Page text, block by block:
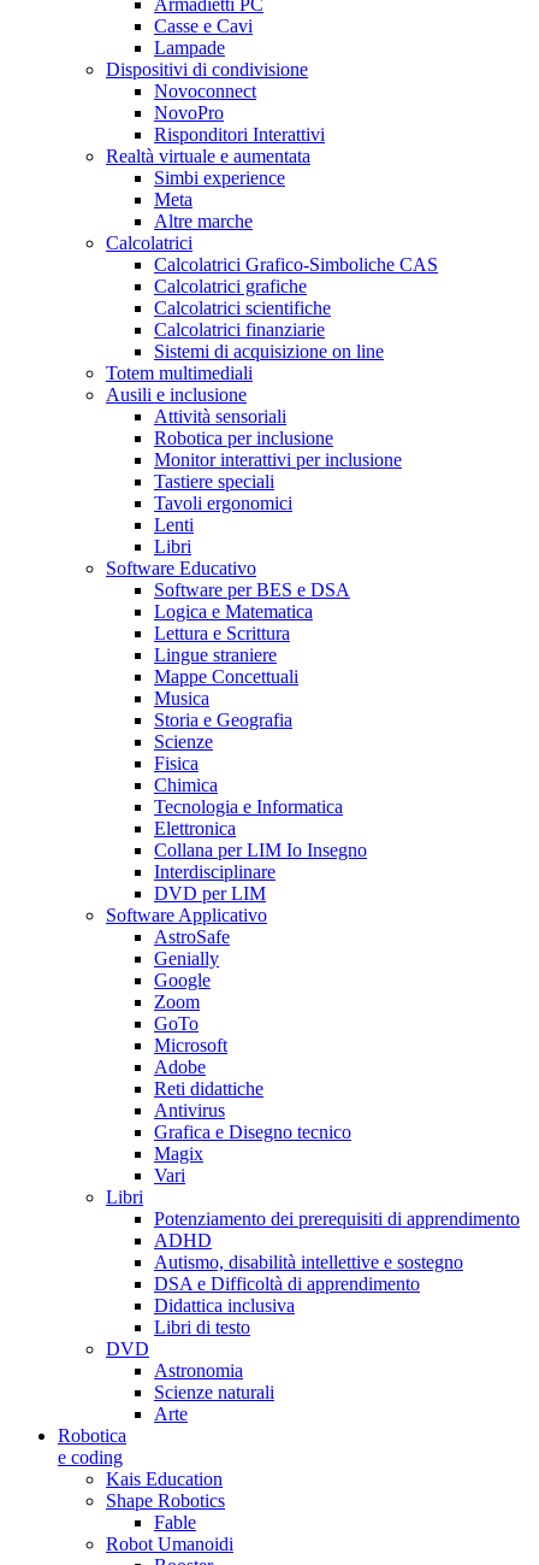
Casse e Cavi
Lampade
Dispositivi di condivisione
Novoconnect
NovoPro
Risponditori Interattivi
Realtà virtuale e aumentata
Simbi experience
Meta
Altre marche
Calcolatrici
Calcolatrici Grafico-Simboliche CAS
Calcolatrici grafiche
Calcolatrici scientifiche
Calcolatrici finanziarie
Sistemi di acquisizione on line
Totem multimediali
Ausili e inclusione
Attività sensoriali
Robotica per inclusione
Monitor interattivi per inclusione
Tastiere speciali
Tavoli ergonomici
Lenti
Libri
Software Educativo
Software per BES e DSA
Logica e Matematica
Lettura e Scrittura
Lingue straniere
Mappe Concettuali
Musica
Storia e Geografia
Scienze
Fisica
Chimica
Tecnologia e Informatica
Elettronica
Collana per LIM Io Insegno
Interdisciplinare
DVD per LIM
Software Applicativo
AstroSafe
Genially
Google
Zoom
GoTo
Microsoft
Adobe
Reti didattiche
Antivirus
Grafica e Disegno tecnico
Magix
Vari
Libri
Potenziamento dei prerequisiti di apprendimento
ADHD
Autismo, disabilità intellettive e sostegno
DSA e Difficoltà di apprendimento
Didattica inclusiva
Libri di testo
DVD
Astronomia
Scienze naturali
Arte
Robotica
e coding
Kais Education
Shape Robotics
Fable
Robot Umanoidi